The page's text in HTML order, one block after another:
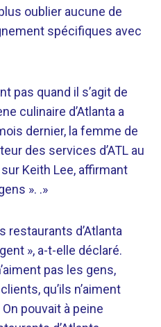
oublier aucune de
spécifiques avec
pas quand il s’agit de
culinaire d’Atlanta a
dernier, la femme de
des services d’ATL au
Keith Lee, affirmant
». .»
restaurants d’Atlanta
», a-t-elle déclaré.
pas les gens,
qu’ils n’aiment
pouvait à peine